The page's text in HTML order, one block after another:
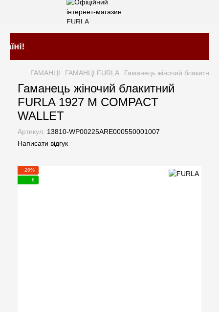
ГАМАНЦІ ГАМАНЦІ FURLA Гаманець жіночий
Гаманець жіночий блакитний
FURLA 1927 M COMPACT
WALLET
Артикул: 13810-WP00225ARE000550001007
Написати відгук
−20%
6